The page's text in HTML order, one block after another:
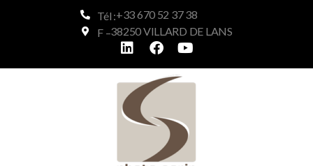
Tél :+33 670 52 37 38
F –38250 VILLARD DE LANS